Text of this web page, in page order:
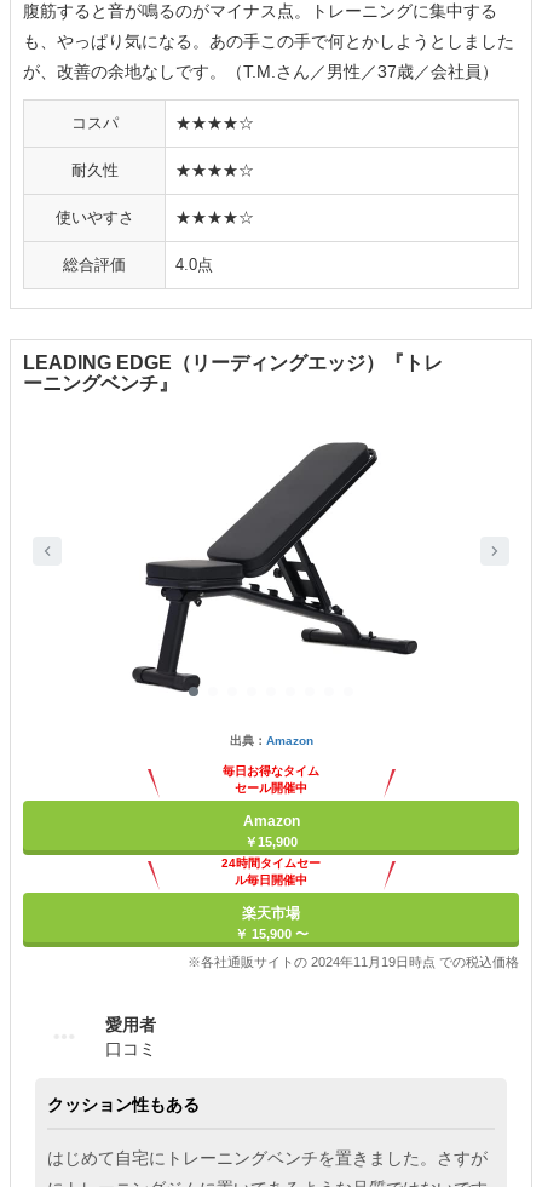
腹筋すると音が鳴るのがマイナス点。トレーニングに集中する
も、やっぱり気になる。あの手この手で何とかしようとしました
が、改善の余地なしです。（T.M.さん／男性／37歳／会社員）
コスパ ★★★★☆
耐久性 ★★★★☆
使いやすさ ★★★★☆
総合評価 4.0点
LEADING EDGE（リーディングエッジ）『トレ
ーニングベンチ』
出典： Amazon
毎日お得なタイム
セール開催中
Amazon
￥15,900
24時間タイムセー
ル毎日開催中
楽天市場
￥ 15,900 〜
※各社通販サイトの 2024年11月19日時点 での税込価格
愛用者
口コミ
クッション性もある
はじめて自宅にトレーニングベンチを置きました。さすが